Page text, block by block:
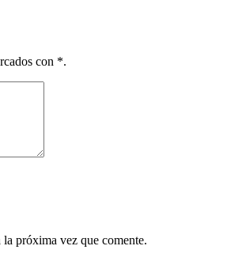
con *.
próxima vez que comente.